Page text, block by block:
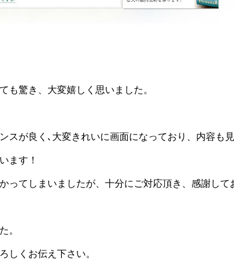
も驚き、大変嬉しく思いました。
スが良く､大変きれいに画面になっており、内容も
ます！
ってしまいましたが、十分にご対応頂き、感謝して
。
しくお伝え下さい。